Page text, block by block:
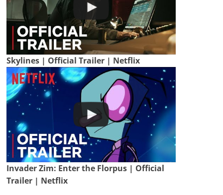
Skylines | Official Trailer | Netflix
Invader Zim: Enter the Florpus | Official
Trailer | Netflix